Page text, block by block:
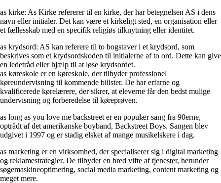
as kirke: As Kirke refererer til en kirke, der har betegnelsen AS i dens
navn eller initialer. Det kan være et kirkeligt sted, en organisation eller
et fællesskab med en specifik religiøs tilknytning eller identitet.
as krydsord: AS kan referere til to bogstaver i et krydsord, som
beskrives som et krydsordskoden til initialerne af to ord. Dette kan give
en ledetråd eller hjælp til at løse krydsordet.
as køreskole er en køreskole, der tilbyder professionel
køreundervisning til kommende bilister. De har erfarne og
kvalificerede kørelærere, der sikrer, at eleverne får den bedst mulige
undervisning og forberedelse til køreprøven.
as long as you love me backstreet er en populær sang fra 90erne,
optrådt af det amerikanske boyband, Backstreet Boys. Sangen blev
udgivet i 1997 og er stadig elsket af mange musikelskere i dag.
as marketing er en virksomhed, der specialiserer sig i digital marketing
og reklamestrategier. De tilbyder en bred vifte af tjenester, herunder
søgemaskineoptimering, social media marketing, content marketing og
meget mere.